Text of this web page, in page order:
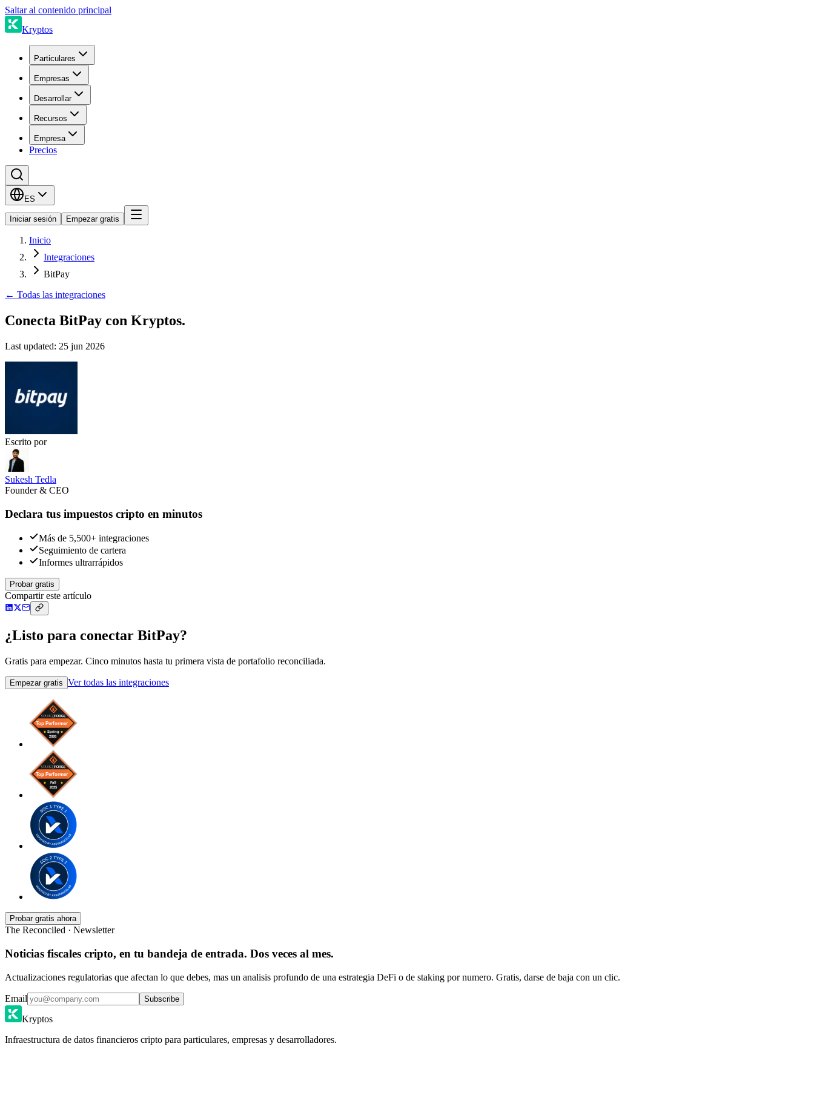
Saltar al contenido principal
Kryptos
Particulares
Empresas
Desarrollar
Recursos
Empresa
Precios
ES
Iniciar sesión Empezar gratis
Inicio
Integraciones
BitPay
← Todas las integraciones
Conecta BitPay con Kryptos.
Last updated: 25 jun 2026
Escrito por
Sukesh Tedla
Founder & CEO
Declara tus impuestos cripto en minutos
Más de 5,500+ integraciones
Seguimiento de cartera
Informes ultrarrápidos
Probar gratis
Compartir este artículo
¿Listo para conectar BitPay?
Gratis para empezar. Cinco minutos hasta tu primera vista de portafolio reconciliada.
Empezar gratis Ver todas las integraciones
Probar gratis ahora
The Reconciled · Newsletter
Noticias fiscales cripto, en tu bandeja de entrada. Dos veces al mes.
Actualizaciones regulatorias que afectan lo que debes, mas un analisis profundo de una estrategia DeFi o de staking por numero. Gratis, darse de baja con un clic.
Email Subscribe
Kryptos
Infraestructura de datos financieros cripto para particulares, empresas y desarrolladores.